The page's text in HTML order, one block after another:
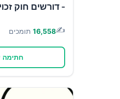
- דורשים חוק
✍️
16,558 תומכים
חתימה